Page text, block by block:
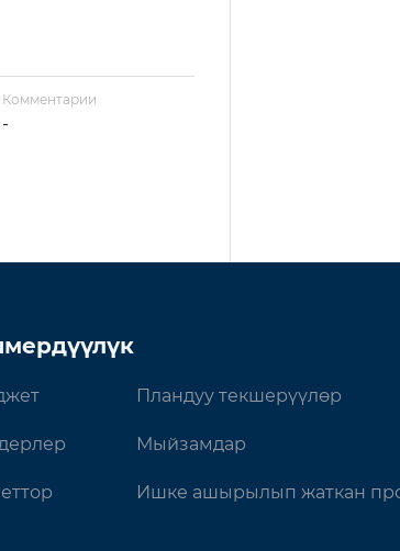
Комментарии
-
Пландуу текшерүүлөр
Мыйзамдар
Ишке ашырылып жаткан